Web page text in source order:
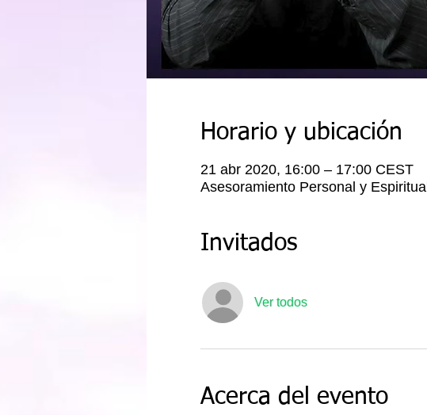
Horario y ubicación
21 abr 2020, 16:00 – 17:00 CEST
Asesoramiento Personal y Espiritual
Invitados
Ver todos
Acerca del evento